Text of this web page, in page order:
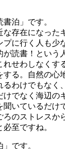
泊」です。
な存在になった
プに行く人も少
が読書！という
れせわしなくす
する。自然の心
るわけでもなく
けでなく海辺の
いているだけ
ろのストレスか
至ですね。
です。